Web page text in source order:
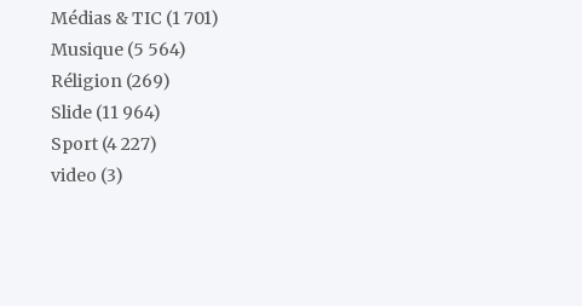
Médias & TIC (1 701)
Musique (5 564)
Réligion (269)
Slide (11 964)
Sport (4 227)
video (3)